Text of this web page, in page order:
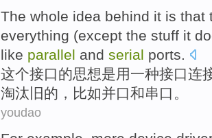
The whole idea behind it is that
everything (except the stuff it
like parallel and serial ports.
这个接口的思想是用一种接口连
淘汰 旧 的， 比如并口和串口 。
youdao